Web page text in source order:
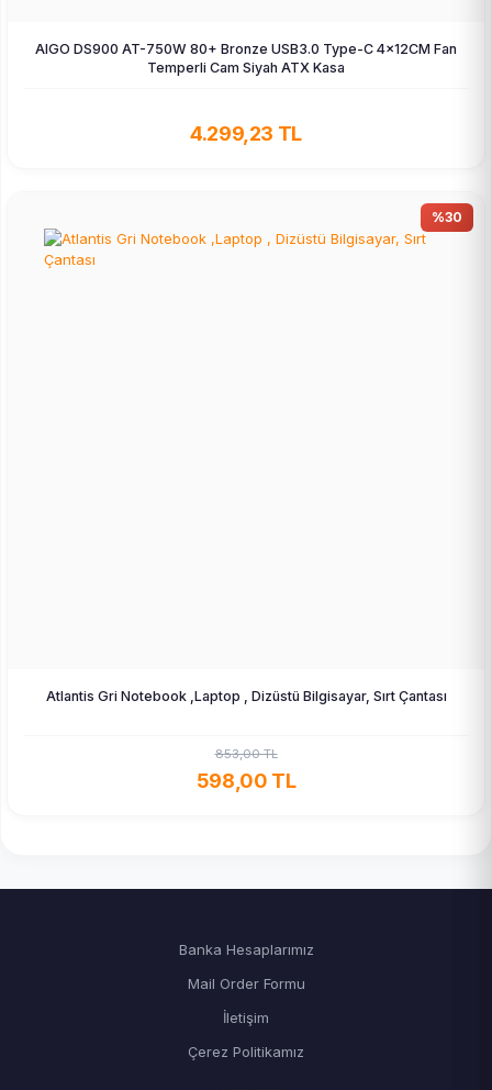
AIGO DS900 AT-750W 80+ Bronze USB3.0 Type-C 4×12CM Fan
Temperli Cam Siyah ATX Kasa
4.299,23 TL
%30
Atlantis Gri Notebook ,Laptop , Dizüstü Bilgisayar, Sırt Çantası
853,00 TL
598,00 TL
Banka Hesaplarımız
Mail Order Formu
İletişim
Çerez Politikamız